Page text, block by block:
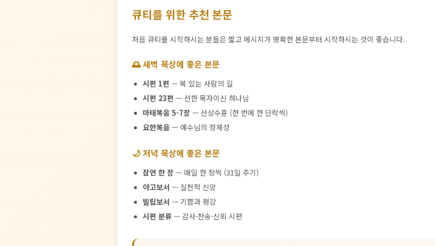
큐티를 위한 추천 본문
처음 큐티를 시작하시는 분들은 짧고 메시지가 명확한 본문부터 시작하시는 것이 좋습니다.
🌅 새벽 묵상에 좋은 본문
시편 1편 — 복 있는 사람의 길
시편 23편 — 선한 목자이신 하나님
마태복음 5-7장 — 산상수훈 (한 번에 한 단락씩)
요한복음 — 예수님의 정체성
🌙 저녁 묵상에 좋은 본문
잠언 한 장 — 매일 한 장씩 (31일 주기)
야고보서 — 실천적 신앙
빌립보서 — 기쁨과 평강
시편 분류 — 감사·찬송·신뢰 시편